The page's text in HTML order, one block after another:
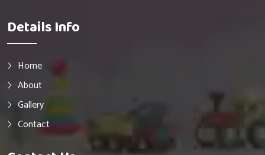
Details Info
Home
About
Gallery
Contact